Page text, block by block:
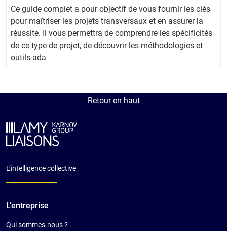
Ce guide complet a pour objectif de vous fournir les clés
pour maîtriser les projets transversaux et en assurer la
réussite. Il vous permettra de comprendre les spécificités
de ce type de projet, de découvrir les méthodologies et
outils ada
Retour en haut
L’intelligence collective
L'entreprise
Qui sommes-nous ?